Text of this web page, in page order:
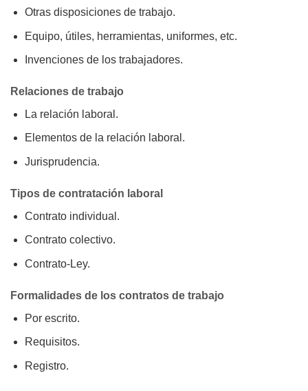
Otras disposiciones de trabajo.
Equipo, útiles, herramientas, uniformes, etc.
Invenciones de los trabajadores.
Relaciones de trabajo
La relación laboral.
Elementos de la relación laboral.
Jurisprudencia.
Tipos de contratación laboral
Contrato individual.
Contrato colectivo.
Contrato-Ley.
Formalidades de los contratos de trabajo
Por escrito.
Requisitos.
Registro.